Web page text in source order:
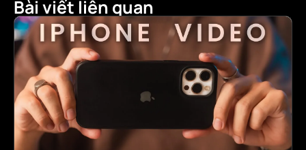
Bài viết liên quan